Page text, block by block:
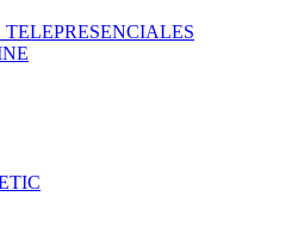
TELEPRESENCIALES